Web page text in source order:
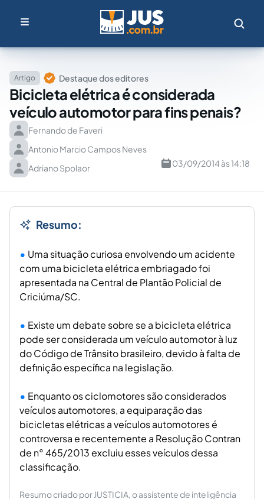
Artigo Destaque dos editores
Bicicleta elétrica é considerada
veículo automotor para fins penais?
Fernando de Faveri
Antonio Marcio Campos Neves
Adriano Spolaor
03/09/2014 às 14:18
Resumo:
Uma situação curiosa envolvendo um acidente
com uma bicicleta elétrica embriagado foi
apresentada na Central de Plantão Policial de
Criciúma/SC.
Existe um debate sobre se a bicicleta elétrica
pode ser considerada um veículo automotor à luz
do Código de Trânsito brasileiro, devido à falta de
definição específica na legislação.
Enquanto os ciclomotores são considerados
veículos automotores, a equiparação das
bicicletas elétricas a veículos automotores é
controversa e recentemente a Resolução Contran
de n° 465/2013 excluiu esses veículos dessa
classificação.
Resumo criado por JUSTICIA, o assistente de inteligência